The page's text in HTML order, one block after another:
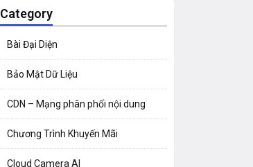
Category
Bài Đại Diện
Bảo Mật Dữ Liệu
CDN – Mạng phân phối nội dung
Chương Trình Khuyến Mãi
Cloud Camera AI